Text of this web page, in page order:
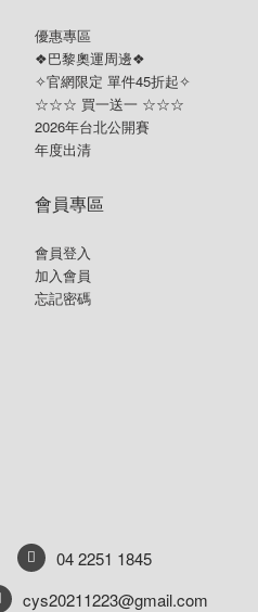
優惠專區
❖巴黎奧運周邊❖
✧官網限定 單件45折起✧
☆☆☆ 買一送一 ☆☆☆
2026年台北公開賽
年度出清
會員專區
會員登入
加入會員
忘記密碼
04 2251 1845
cys20211223@gmail.com